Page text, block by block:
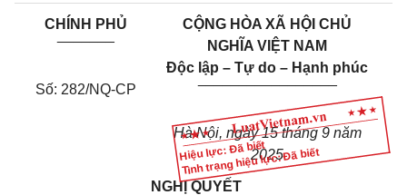
Hiệu lực: Đã biết
Tình trạng hiệu lực: Đã biết
CHÍNH PHỦ
Số: 282/NQ-CP
CỘNG HÒA XÃ HỘI CHỦ
NGHĨA VIỆT NAM
Độc lập – Tự do – Hạnh phúc
_________________
Hà Nội, ngày 15 tháng 9 năm
2025
NGHỊ QUYẾT